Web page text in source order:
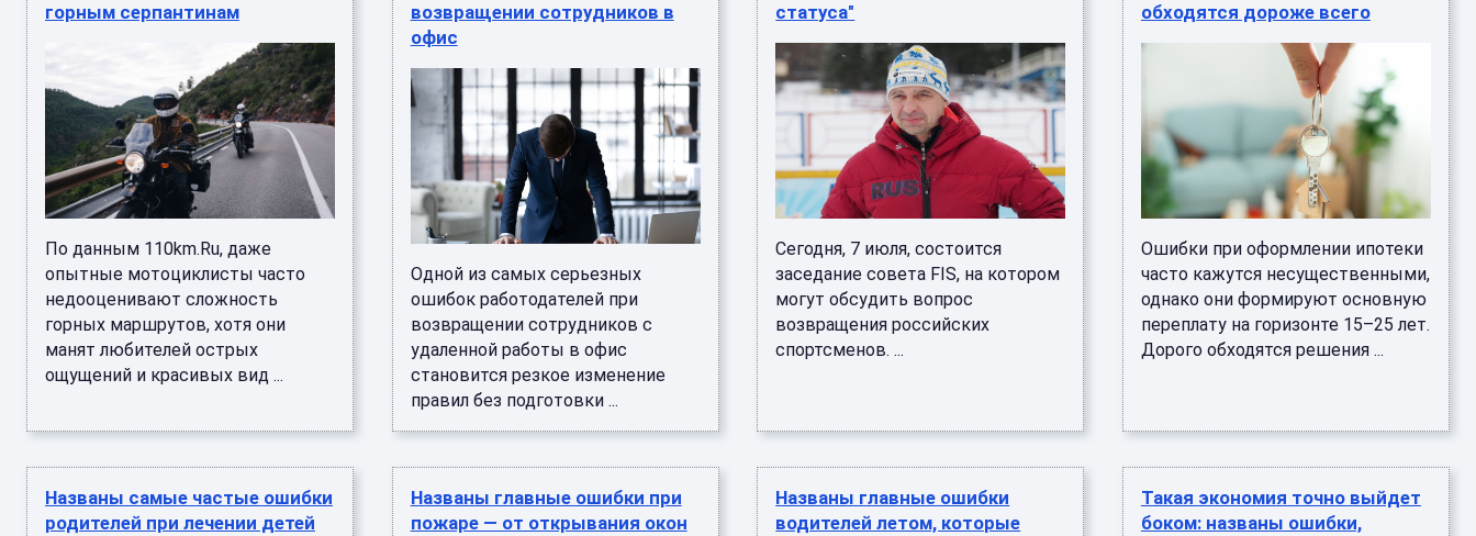
горным серпантинам
По данным 110km.Ru, даже
опытные мотоциклисты часто
недооценивают сложность
горных маршрутов, хотя они
манят любителей острых
ощущений и красивых вид ...
возвращении сотрудников в
офис
Одной из самых серьезных
ошибок работодателей при
возвращении сотрудников с
удаленной работы в офис
становится резкое изменение
правил без подготовки ...
статуса"
Сегодня, 7 июля, состоится
заседание совета FIS, на котором
могут обсудить вопрос
возвращения российских
спортсменов. ...
обходятся дороже всего
Ошибки при оформлении ипотеки
часто кажутся несущественными,
однако они формируют основную
переплату на горизонте 15–25 лет.
Дорого обходятся решения ...
Названы самые частые ошибки
родителей при лечении детей
Названы главные ошибки при
пожаре — от открывания окон
Названы главные ошибки
водителей летом, которые
Такая экономия точно выйдет
боком: названы ошибки,